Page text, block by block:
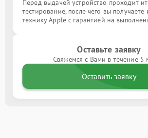
Перед выдачей устройство проходит
тестирование, после чего вы
технику Apple с гарантией на
Оставьте заявку
Свяжемся с Вами в течение 5
Оставить заявку